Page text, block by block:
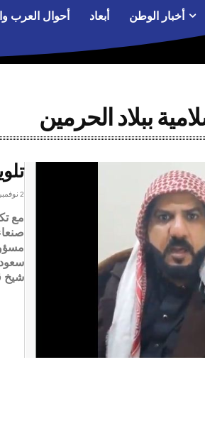
أخبار الوطن أبعاد أحوال العرب
ببلاد الحرمين
2 نوفمبر، 2024
مع
شيخ